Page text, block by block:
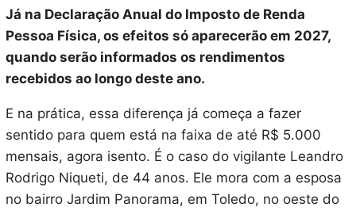
Já na Declaração Anual do Imposto de Renda
Pessoa Física, os efeitos só aparecerão em 2027,
quando serão informados os rendimentos
recebidos ao longo deste ano.
E na prática, essa diferença já começa a fazer
sentido para quem está na faixa de até R$ 5.000
mensais, agora isento. É o caso do vigilante Leandro
Rodrigo Niqueti, de 44 anos. Ele mora com a esposa
no bairro Jardim Panorama, em Toledo, no oeste do